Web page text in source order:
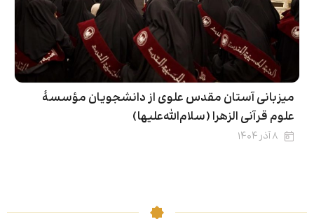
میزبانی آستان مقدس علوی از دانشجویان مؤسسۀ
علوم قرآنی الزهرا (سلام‌الله‌علیها)
۸ آذر ۱۴۰۴